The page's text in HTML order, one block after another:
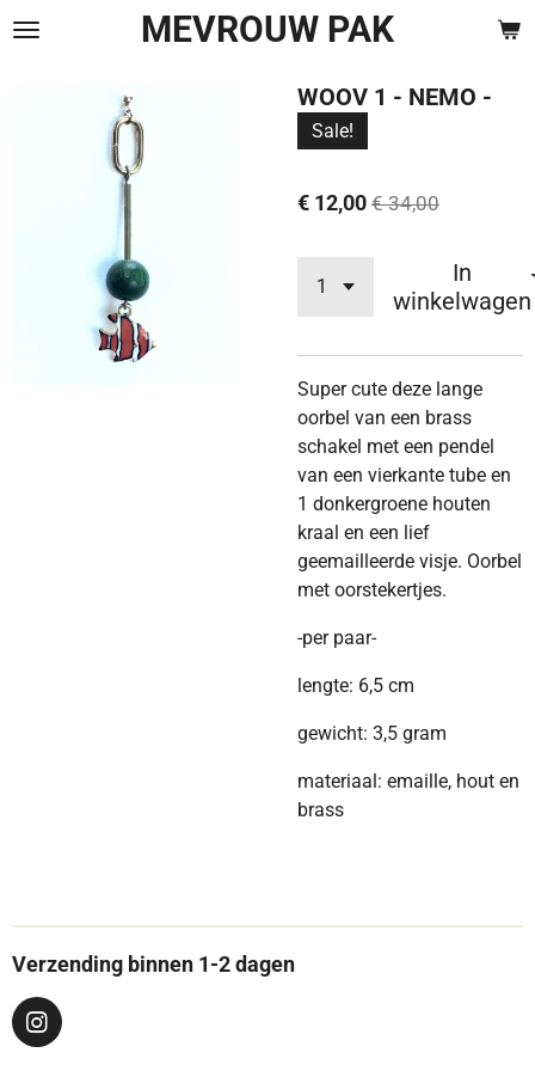
Ga
hoofdinhoud
MEVROUW PAK
WOOV 1 - NEMO -
Sale!
€ 12,00 € 34,00
In
winkelwagen
Super cute deze lange
oorbel van een brass
schakel met een pendel
van een vierkante tube en
1 donkergroene houten
kraal en een lief
geemailleerde visje. Oorbel
met oorstekertjes.
-per paar-
lengte: 6,5 cm
gewicht: 3,5 gram
materiaal: emaille, hout en
brass
Verzending binnen 1-2 dagen
I
n